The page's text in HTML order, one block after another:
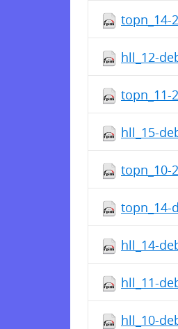
topn_14-
hll_12-
topn_11-
hll_15-
topn_10-
topn_14-
hll_14-
hll_11-
hll_10-